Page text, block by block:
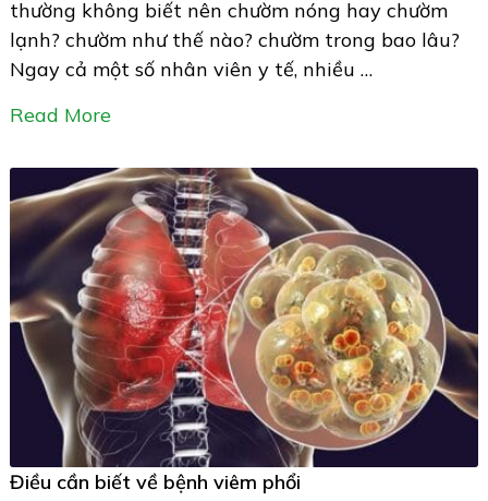
thường không biết nên chườm nóng hay chườm
lạnh? chườm như thế nào? chườm trong bao lâu?
Ngay cả một số nhân viên y tế, nhiều …
Read More
Điều cần biết về bệnh viêm phổi